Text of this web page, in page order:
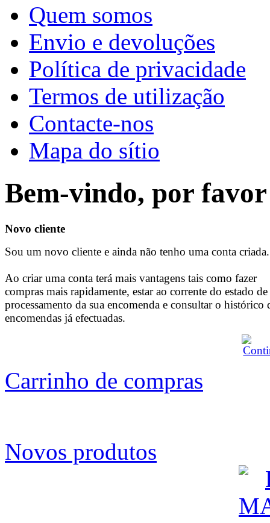
Quem somos
Envio e devoluções
Política de privacidade
Termos de utilização
Contacte-nos
Mapa do sítio
Bem-vindo, por favor
Novo cliente
Sou um novo cliente e ainda não tenho uma conta criada.
Ao criar uma conta terá mais vantagens tais como fazer
compras mais rapidamente, estar ao corrente do estado de
processamento da sua encomenda e consultar o histórico
encomendas já efectuadas.
Carrinho de compras
Novos produtos